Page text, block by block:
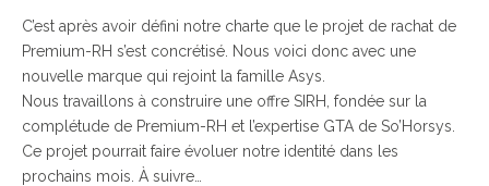
C’est après avoir défini notre charte que le projet de rachat de
Premium-RH s’est concrétisé. Nous voici donc avec une
nouvelle marque qui rejoint la famille Asys.
Nous travaillons à construire une offre SIRH, fondée sur la
complétude de Premium-RH et l’expertise GTA de So’Horsys.
Ce projet pourrait faire évoluer notre identité dans les
prochains mois. À suivre…